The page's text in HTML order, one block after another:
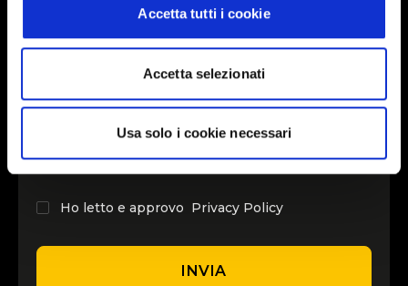
Accetta tutti i cookie
Accetta selezionati
Usa solo i cookie necessari
INSERISCI IL TUO NOME
Ho letto e approvo Privacy Policy
INVIA